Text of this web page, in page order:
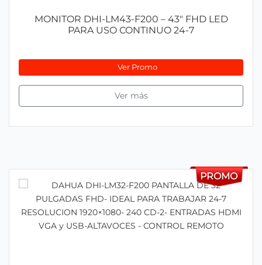
MONITOR DHI-LM43-F200 – 43" FHD LED
PARA USO CONTINUO 24-7
Ver Promo
Ver más
PROMO